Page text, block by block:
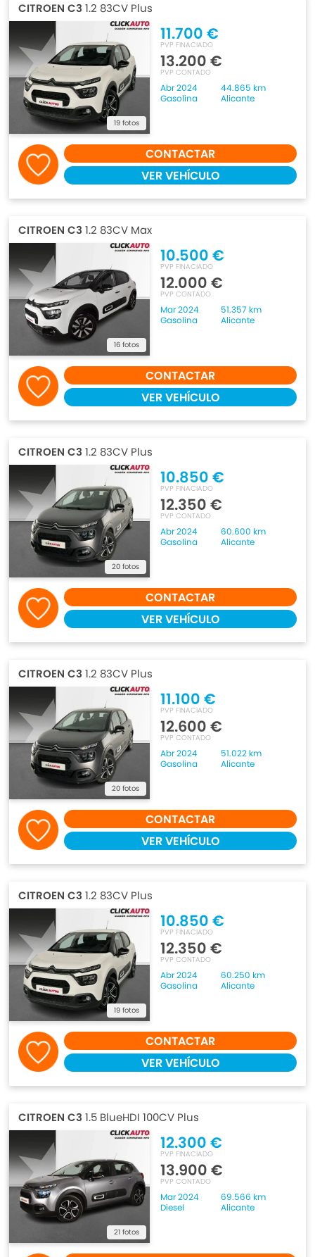
CITROEN C3 1.2 83CV Plus
19 fotos
11.700 €
PVP FINACIADO
13.200 €
PVP CONTADO
Abr 2024
44.865 km
Gasolina
Alicante
CONTACTAR
VER VEHÍCULO
CITROEN C3 1.2 83CV Max
16 fotos
10.500 €
PVP FINACIADO
12.000 €
PVP CONTADO
Mar 2024
51.357 km
Gasolina
Alicante
CONTACTAR
VER VEHÍCULO
CITROEN C3 1.2 83CV Plus
20 fotos
10.850 €
PVP FINACIADO
12.350 €
PVP CONTADO
Abr 2024
60.600 km
Gasolina
Alicante
CONTACTAR
VER VEHÍCULO
CITROEN C3 1.2 83CV Plus
20 fotos
11.100 €
PVP FINACIADO
12.600 €
PVP CONTADO
Abr 2024
51.022 km
Gasolina
Alicante
CONTACTAR
VER VEHÍCULO
CITROEN C3 1.2 83CV Plus
19 fotos
10.850 €
PVP FINACIADO
12.350 €
PVP CONTADO
Abr 2024
60.250 km
Gasolina
Alicante
CONTACTAR
VER VEHÍCULO
CITROEN C3 1.5 BlueHDI 100CV Plus
21 fotos
12.300 €
PVP FINACIADO
13.900 €
PVP CONTADO
Mar 2024
69.566 km
Diesel
Alicante